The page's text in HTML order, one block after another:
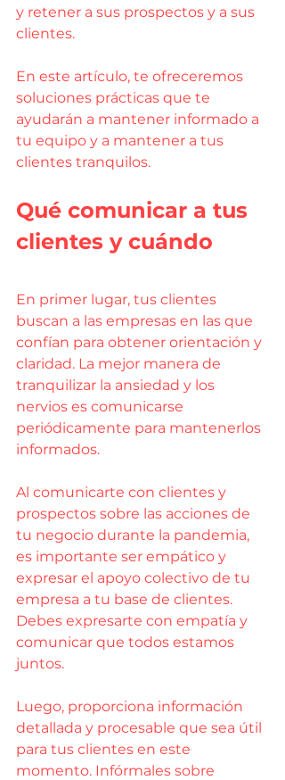
y retener a sus prospectos y a sus
clientes.
En este artículo, te ofreceremos
soluciones prácticas que te
ayudarán a mantener informado a
tu equipo y a mantener a tus
clientes tranquilos.
Qué comunicar a tus
clientes y cuándo
En primer lugar, tus clientes
buscan a las empresas en las que
confían para obtener orientación y
claridad. La mejor manera de
tranquilizar la ansiedad y los
nervios es comunicarse
periódicamente para mantenerlos
informados.
Al comunicarte con clientes y
prospectos sobre las acciones de
tu negocio durante la pandemia,
es importante ser empático y
expresar el apoyo colectivo de tu
empresa a tu base de clientes.
Debes expresarte con empatía y
comunicar que todos estamos
juntos.
Luego, proporciona información
detallada y procesable que sea útil
para tus clientes en este
momento. Infórmales sobre